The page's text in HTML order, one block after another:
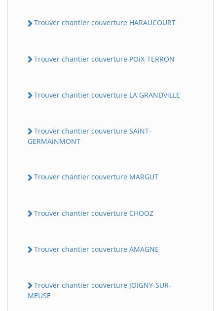
Trouver chantier couverture HARAUCOURT
Trouver chantier couverture POiX-TERRON
Trouver chantier couverture LA GRANDViLLE
Trouver chantier couverture SAiNT-
GERMAiNMONT
Trouver chantier couverture MARGUT
Trouver chantier couverture CHOOZ
Trouver chantier couverture AMAGNE
Trouver chantier couverture JOiGNY-SUR-
MEUSE